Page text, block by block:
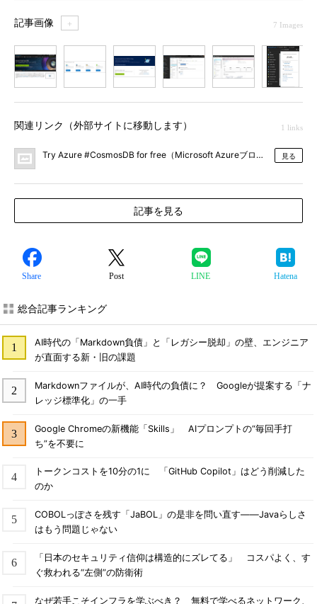
記事画像 ＋ 7 Images
関連リンク（外部サイトに移動します） 1 links
Try Azure #CosmosDB for free（Microsoft Azureブログ） 見る
記事を見る
Share Post LINE Hatena
総合記事ランキング
AI時代の「Markdown負債」と「レガシー脱却」の壁、エンジニア
が直面する新・旧の課題
Markdownファイルが、AI時代の負債に？ Googleが提案する「ナ
レッジ標準化」の一手
Google Chromeの新機能「Skills」 AIプロンプトの“毎回手打
ち”を不要に
トークンコストを10分の1に 「GitHub Copilot」はどう削減した
のか
COBOLっぽさを残す「JaBOL」の是非を問い直す――Javaらしさ
はもう問題じゃない
「日本のセキュリティ信仰は構造的にズレてる」 コスパよく、す
ぐ救われる“左側”の防衛術
なぜ若手こそインフラを学ぶべき？ 無料で学べるネットワーク、